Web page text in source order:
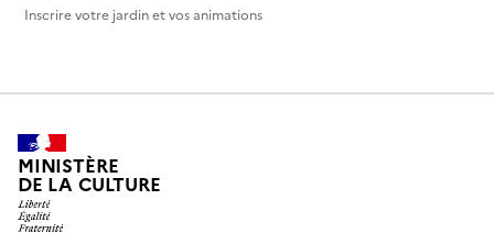
Inscrire votre jardin et vos animations
MINISTÈRE
DE LA CULTURE